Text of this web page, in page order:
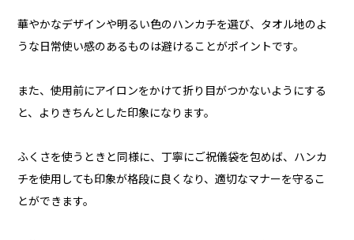
華やかなデザインや明るい色のハンカチを選び、タオル地のよ
うな日常使い感のあるものは避けることがポイントです。
また、使用前にアイロンをかけて折り目がつかないようにする
と、よりきちんとした印象になります。
ふくさを使うときと同様に、丁寧にご祝儀袋を包めば、ハンカ
チを使用しても印象が格段に良くなり、適切なマナーを守るこ
とができます。